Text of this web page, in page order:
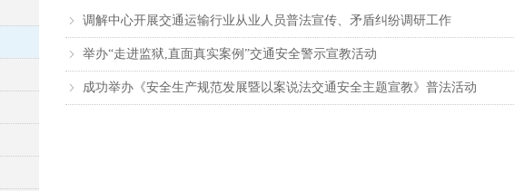
ꁇ 调解中心开展交通运输行业从业人员普法宣传、矛盾纠纷调研工作
ꁇ 举办“走进监狱,直面真实案例”交通安全警示宣教活动
ꁇ 成功举办《安全生产规范发展暨以案说法交通安全主题宣教》普法活动